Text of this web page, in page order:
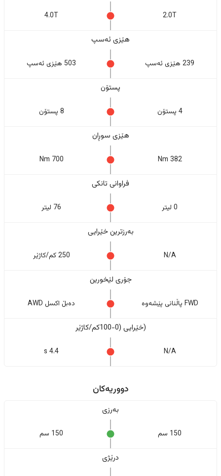
2.0T
4.0T
هێزی ئەسپ
239 هێزی ئەسپ 503 هێزی ئەسپ
پستۆن
4 پستۆن 8 پستۆن
هێزی سوڕان
382 Nm
700 Nm
فراوانی تانکی
0 لیتر 76 لیتر
بەرزترین خێرایی
N/A 250 کم/کاژێر
جۆری لێخورین
FWD پاڵنانی پێشەوە دەبڵ اکسل AWD
(خێرایی (0-100کم/کاژێر
N/A
4.4 s
دووریەکان
بەرزی
150 سم 150 سم
درێژی